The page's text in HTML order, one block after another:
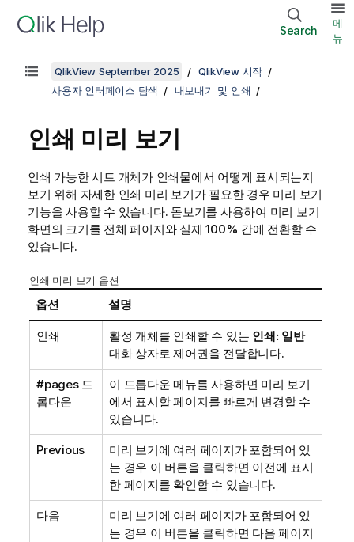
Search
메
뉴
QlikView September 2025
QlikView 시작
사용자 인터페이스 탐색
내보내기 및 인쇄
인쇄 미리 보기
인쇄 가능한 시트 개체가 인쇄물에서 어떻게 표시되는지
보기 위해 자세한 인쇄 미리 보기가 필요한 경우 미리 보기
기능을 사용할 수 있습니다. 돋보기를 사용하여 미리 보기
화면의 크기를 전체 페이지와 실제 100% 간에 전환할 수
있습니다.
인쇄 미리 보기 옵션
옵션 설명
인쇄 활성 개체를 인쇄할 수 있는 인쇄: 일반
대화 상자로 제어권을 전달합니다.
#pages 드
롭다운
이 드롭다운 메뉴를 사용하면 미리 보기
에서 표시할 페이지를 빠르게 변경할 수
있습니다.
Previous
미리 보기에 여러 페이지가 포함되어 있
는 경우 이 버튼을 클릭하면 이전에 표시
한 페이지를 확인할 수 있습니다.
다음
미리 보기에 여러 페이지가 포함되어 있
는 경우 이 버튼을 클릭하면 다음 페이지